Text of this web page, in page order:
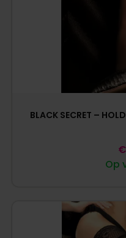
BLACK SECRET –
Op
€